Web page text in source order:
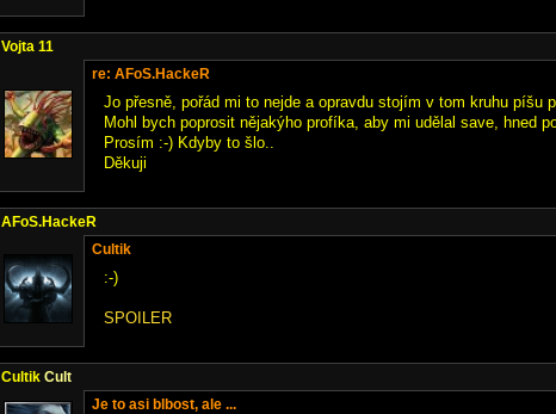
Vojta 11
re: AFoS.HackeR
Jo přesně, pořád mi to nejde a opravdu stojím v tom kruhu píšu
Mohl bych poprosit nějakýho profíka, aby mi udělal save, hned
Prosím :-) Kdyby to šlo..
Děkuji
AFoS.HackeR
Cultik
:-)
SPOILER
Cultik Cult
Je to asi blbost, ale ...